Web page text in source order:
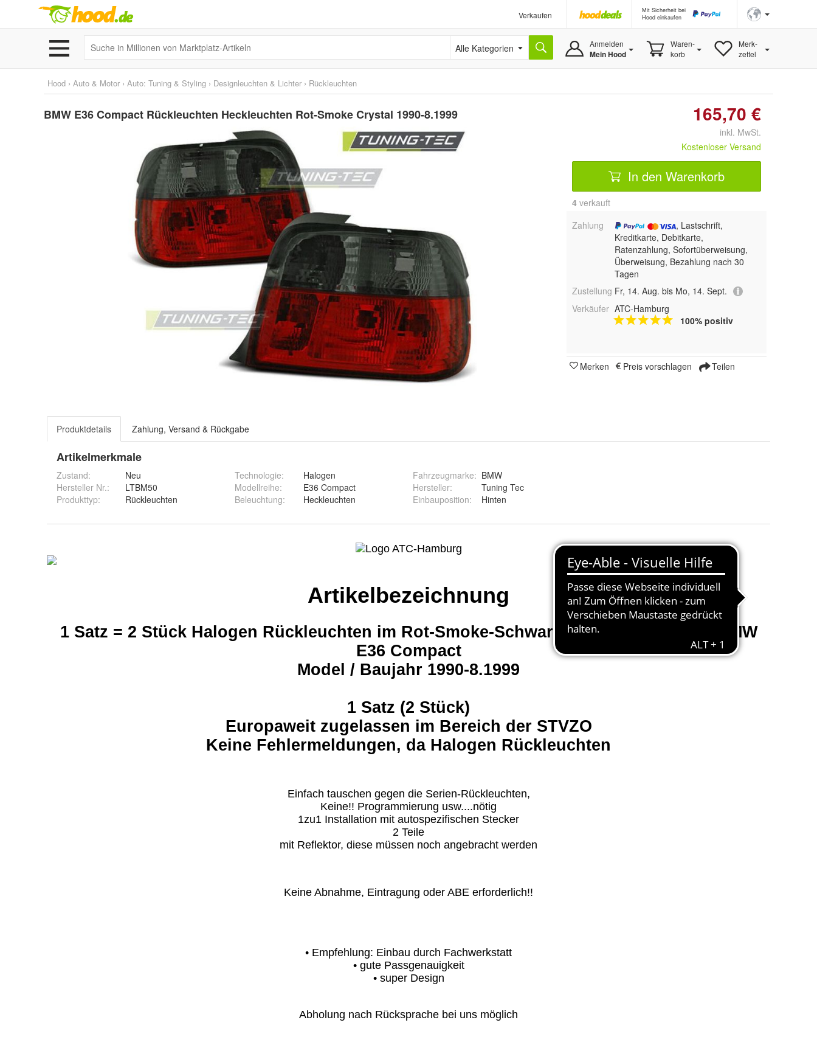
Verkaufen
Mit Sicherheit bei
Hood einkaufen
Alle Kategorien Anmelden
Mein Hood
Waren-
korb
Merk-
zettel
Hood › Auto & Motor › Auto: Tuning & Styling › Designleuchten & Lichter › Rückleuchten
BMW E36 Compact Rückleuchten Heckleuchten Rot-Smoke Crystal 1990-8.1999 165,70 €
inkl. MwSt.
Kostenloser Versand
In den Warenkorb
4 verkauft
Zahlung
, Lastschrift,
Kreditkarte, Debitkarte,
Ratenzahlung, Sofortüberweisung,
Überweisung, Bezahlung nach 30
Tagen
Zustellung Fr, 14. Aug. bis Mo, 14. Sept.
Verkäufer ATC-Hamburg
100% positiv
Merken Preis vorschlagen Teilen
Produktdetails Zahlung, Versand & Rückgabe
Artikelmerkmale
Zustand:
Neu
Hersteller Nr.:
LTBM50
Produkttyp: Rückleuchten
Technologie:
Halogen
Modellreihe:
E36 Compact
Beleuchtung: Heckleuchten
Fahrzeugmarke: BMW
Hersteller:
Tuning Tec
Einbauposition: Hinten